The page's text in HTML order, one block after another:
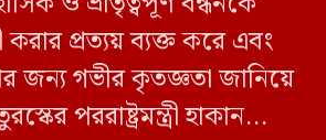
প্রত্যয় ব্যক্ত করে এবং
জন্য গভীর কৃতজ্ঞতা জানিয়ে
পররাষ্ট্রমন্ত্রী হাকান